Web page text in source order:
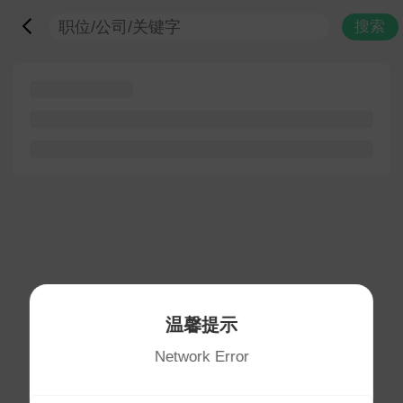
搜索
温馨提示
Network Error